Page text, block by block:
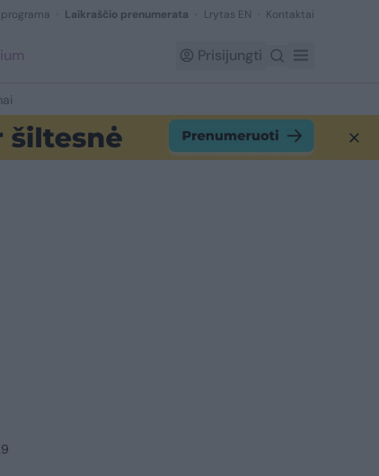
programa Laikraščio prenumerata Lrytas EN Kontaktai
Prisijungti